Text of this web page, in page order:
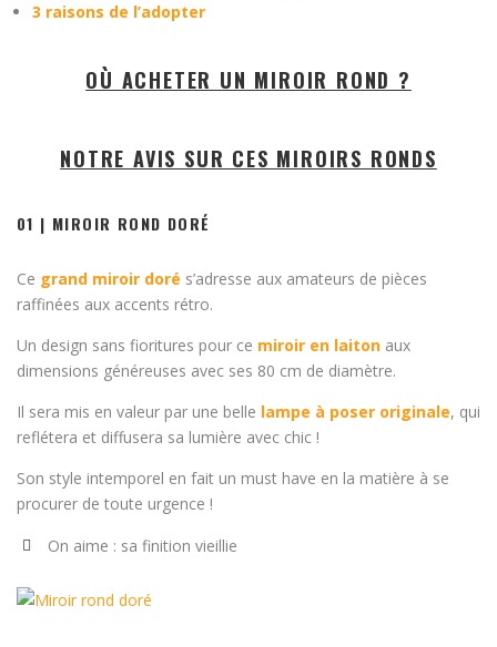
3 raisons de l’adopter
OÙ ACHETER UN MIROIR ROND ?
NOTRE AVIS SUR CES MIROIRS RONDS
01 | MIROIR ROND DORÉ
Ce grand miroir doré s’adresse aux amateurs de pièces
raffinées aux accents rétro.
Un design sans fioritures pour ce miroir en laiton aux
dimensions généreuses avec ses 80 cm de diamètre.
Il sera mis en valeur par une belle lampe à poser originale, qui
reflétera et diffusera sa lumière avec chic !
Son style intemporel en fait un must have en la matière à se
procurer de toute urgence !
On aime : sa finition vieillie